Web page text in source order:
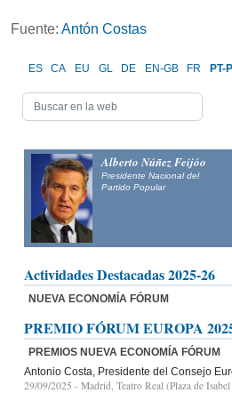
Fuente: Antón Costas
ES CA EU GL DE EN-GB FR PT-
Alberto Núñez Feijóo
Presidente Nacional del
Partido Popular
Actividades Destacadas 2025-26
NUEVA ECONOMÍA FÓRUM
PREMIO FÓRUM EUROPA
PREMIOS NUEVA ECONOMÍA FÓRUM
Antonio Costa, Presidente del Consejo
29/09/2025 - Madrid, Teatro Real (Plaza de